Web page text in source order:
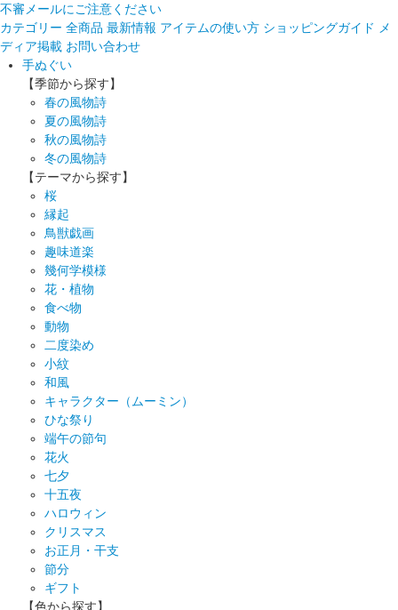
不審メールにご注意ください
カテゴリー 全商品 最新情報 アイテムの使い方 ショッピングガイド
メ
ディア掲載 お問い合わせ
手ぬぐい
【季節から探す】
春の風物詩
夏の風物詩
秋の風物詩
冬の風物詩
【テーマから探す】
桜
縁起
鳥獣戯画
趣味道楽
幾何学模様
花・植物
食べ物
動物
二度染め
小紋
和風
キャラクター（ムーミン）
ひな祭り
端午の節句
花火
七夕
十五夜
ハロウィン
クリスマス
お正月・干支
節分
ギフト
【色から探す】